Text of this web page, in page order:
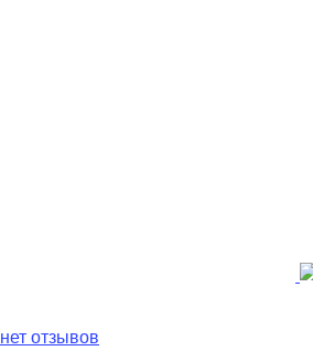
нет отзывов